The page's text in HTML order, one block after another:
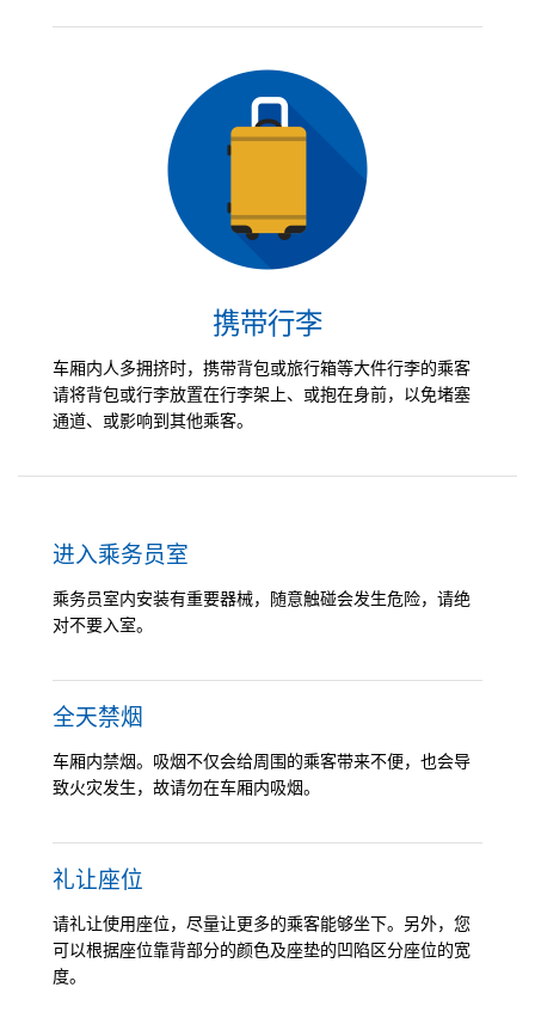
携带行李
车厢内人多拥挤时，携带背包或旅行箱等大件行李的乘客
请将背包或行李放置在行李架上、或抱在身前，以免堵塞
通道、或影响到其他乘客。
进入乘务员室
乘务员室内安装有重要器械，随意触碰会发生危险，请绝
对不要入室。
全天禁烟
车厢内禁烟。吸烟不仅会给周围的乘客带来不便，也会导
致火灾发生，故请勿在车厢内吸烟。
礼让座位
请礼让使用座位，尽量让更多的乘客能够坐下。另外，您
可以根据座位靠背部分的颜色及座垫的凹陷区分座位的宽
度。